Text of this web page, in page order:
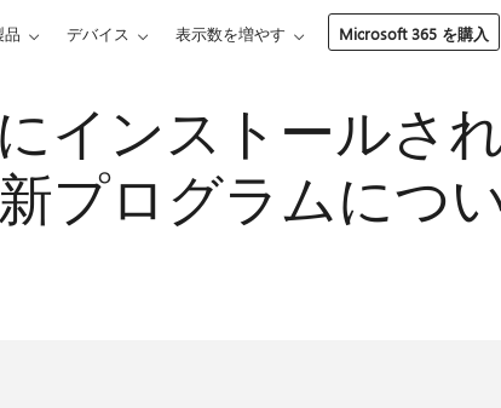
品 デバイス 表示数を増やす Microsoft 365 を購入
インストールさ
プログラムにつ